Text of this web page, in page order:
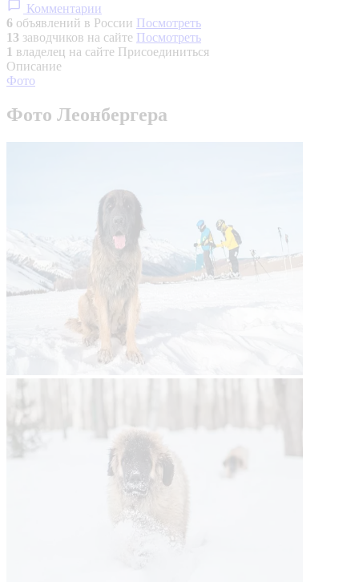
Комментарии
6 объявлений в России Посмотреть
13 заводчиков на сайте Посмотреть
1 владелец на сайте Присоединиться
Описание
Фото
Фото Леонбергера